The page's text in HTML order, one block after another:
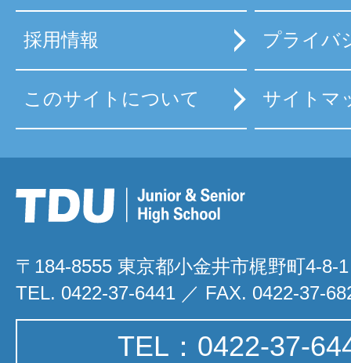
採用情報 プライバ
このサイトについて サイトマ
〒184-8555 東京都小金井市梶野町4-8-1
TEL. 0422-37-6441 ／ FAX. 0422-37-
TEL：0422-37-